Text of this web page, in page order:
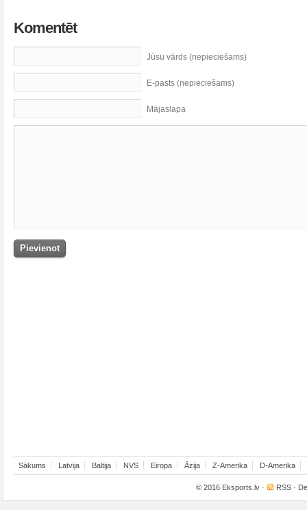
Komentēt
Jūsu vārds (nepieciešams)
E-pasts (nepieciešams)
Mājaslapa
Sākums Latvija Baltija NVS Eiropa Āzija Z-Amerika D-Amerika
© 2016 Eksports.lv · RSS ·